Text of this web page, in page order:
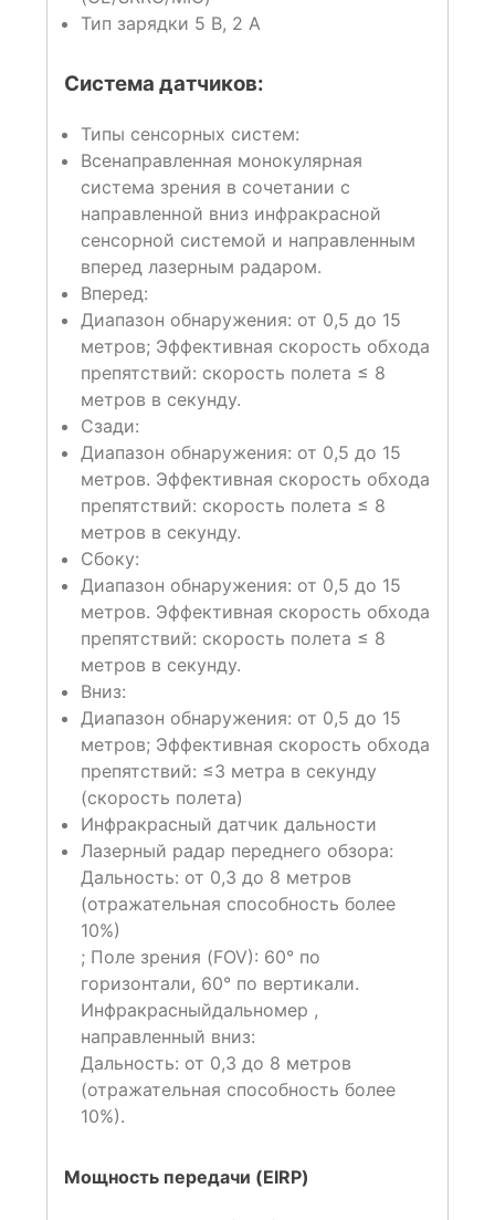
Тип зарядки 5 В, 2 А
Система датчиков:
Типы сенсорных систем:
Всенаправленная монокулярная
система зрения в сочетании с
направленной вниз инфракрасной
сенсорной системой и направленным
вперед лазерным радаром.
Вперед:
Диапазон обнаружения: от 0,5 до 15
метров; Эффективная скорость обхода
препятствий: скорость полета ≤ 8
метров в секунду.
Сзади:
Диапазон обнаружения: от 0,5 до 15
метров. Эффективная скорость обхода
препятствий: скорость полета ≤ 8
метров в секунду.
Сбоку:
Диапазон обнаружения: от 0,5 до 15
метров. Эффективная скорость обхода
препятствий: скорость полета ≤ 8
метров в секунду.
Вниз:
Диапазон обнаружения: от 0,5 до 15
метров; Эффективная скорость обхода
препятствий: ≤3 метра в секунду
(скорость полета)
Инфракрасный датчик дальности
Лазерный радар переднего обзора:
Дальность: от 0,3 до 8 метров
(отражательная способность более
10%)
; Поле зрения (FOV): 60° по
горизонтали, 60° по вертикали.
Инфракрасныйдальномер ,
направленный вниз:
Дальность: от 0,3 до 8 метров
(отражательная способность более
10%).
Мощность передачи (EIRP)